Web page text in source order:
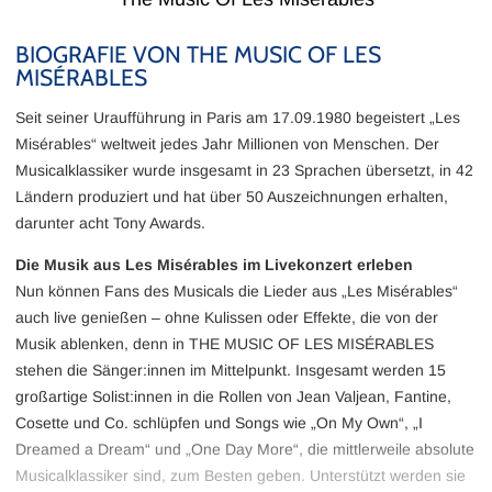
BIOGRAFIE VON THE MUSIC OF LES
MISÉRABLES
Seit seiner Uraufführung in Paris am 17.09.1980 begeistert „Les
Misérables“ weltweit jedes Jahr Millionen von Menschen. Der
Musicalklassiker wurde insgesamt in 23 Sprachen übersetzt, in 42
Ländern produziert und hat über 50 Auszeichnungen erhalten,
darunter acht Tony Awards.
Die Musik aus Les Misérables im Livekonzert erleben
Nun können Fans des Musicals die Lieder aus „Les Misérables“
auch live genießen – ohne Kulissen oder Effekte, die von der
Musik ablenken, denn in THE MUSIC OF LES MISÉRABLES
stehen die Sänger:innen im Mittelpunkt. Insgesamt werden 15
großartige Solist:innen in die Rollen von Jean Valjean, Fantine,
Cosette und Co. schlüpfen und Songs wie „On My Own“, „I
Dreamed a Dream“ und „One Day More“, die mittlerweile absolute
Musicalklassiker sind, zum Besten geben. Unterstützt werden sie